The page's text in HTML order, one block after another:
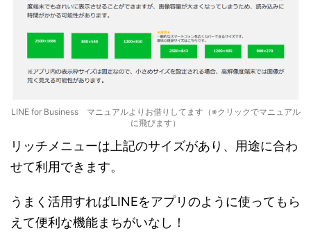
LINE for Business マニュアルよりお借りしてます（※クリックでマニュアル
に飛びます）
リッチメニューは上記のサイズがあり、用途に合わ
せて利用できます。
うまく活用すればLINEをアプリのように使ってもら
えて便利な機能まちがいなし！